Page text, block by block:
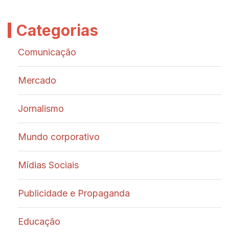
Categorias
Comunicação
Mercado
Jornalismo
Mundo corporativo
Mídias Sociais
Publicidade e Propaganda
Educação